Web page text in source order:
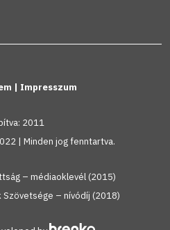
| Impresszum
2011
| Minden jog fenntartva.
– médiaoklevél (2015)
Szövetsége – nívódíj (2018)